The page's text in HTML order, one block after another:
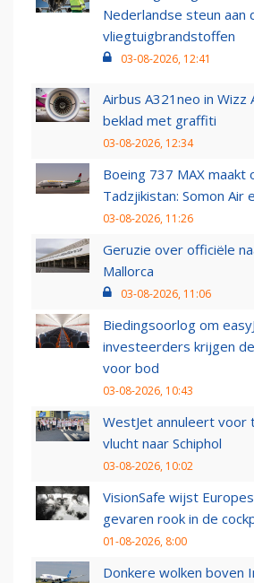
Nederlandse steun aan
vliegtuigbrandstoffen
03-08-2026, 12:41
Airbus A321neo in Wizz
beklad met graffiti
03-08-2026, 12:34
Boeing 737 MAX maakt
Tadzjikistan: Somon Air
03-08-2026, 11:26
Geruzie over officiële
Mallorca
03-08-2026, 11:06
Biedingsoorlog om
investeerders krijgen
voor bod
03-08-2026, 10:43
WestJet annuleert voor
vlucht naar Schiphol
03-08-2026, 10:02
VisionSafe wijst
gevaren rook in de
01-08-2026, 8:00
Donkere wolken boven